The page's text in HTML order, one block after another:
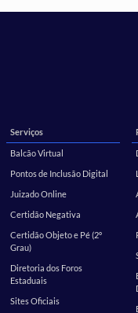
Serviços
Balcão Virtual
Pontos de Inclusão Digital
Juizado Online
Certidão Negativa
Certidão Objeto e Pé (2º
Grau)
Diretoria dos Foros
Estaduais
Sites Oficiais